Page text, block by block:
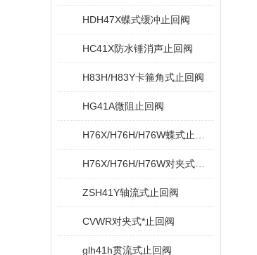
HDH47X蝶式缓冲止回阀
HC41X防水锤消声止回阀
H83H/H83Y卡箍角式止回阀
HG41A微阻止回阀
ZSH41Y轴流式止回阀
CVWR对夹式*止回阀
glh41h贯流式止回阀